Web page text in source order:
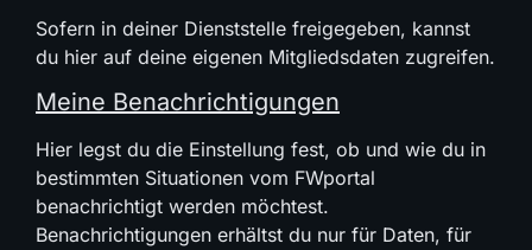
Sofern in deiner Dienststelle freigegeben, kannst
du hier auf deine eigenen Mitgliedsdaten zugreifen.
Meine Benachrichtigungen
Hier legst du die Einstellung fest, ob und wie du in
bestimmten Situationen vom FWportal
benachrichtigt werden möchtest.
Benachrichtigungen erhältst du nur für Daten, für